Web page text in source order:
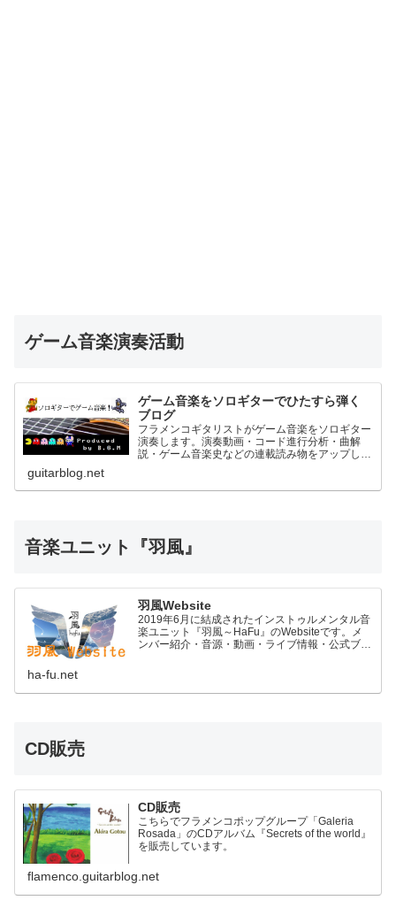
ゲーム音楽演奏活動
ゲーム音楽をソロギターでひたすら弾く
ブログ
フラメンコギタリストがゲーム音楽をソロギター
演奏します。演奏動画・コード進行分析・曲解
説・ゲーム音楽史などの連載読み物をアップして
guitarblog.net
音楽ユニット『羽風』
羽風Website
2019年6月に結成されたインストゥルメンタル音
楽ユニット『羽風～HaFu』のWebsiteです。メ
ンバー紹介・音源・動画・ライブ情報・公式ブロ
ha-fu.net
CD販売
CD販売
こちらでフラメンコポップグループ「Galeria
Rosada」のCDアルバム『Secrets of the world』
を販売しています。
flamenco.guitarblog.net